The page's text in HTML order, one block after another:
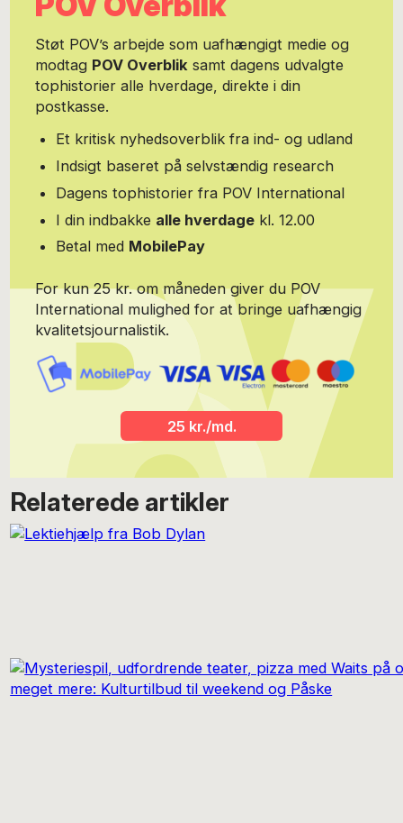
Støt POV’s arbejde som uafhængigt medie og
modtag POV Overblik samt dagens udvalgte
tophistorier alle hverdage, direkte i din
postkasse.
Et kritisk nyhedsoverblik fra ind- og udland
Indsigt baseret på selvstændig research
Dagens tophistorier fra POV International
I din indbakke alle hverdage kl. 12.00
Betal med MobilePay
For kun 25 kr. om måneden giver du POV
International mulighed for at bringe uafhængig
kvalitetsjournalistik.
25 kr./md.
Relaterede artikler